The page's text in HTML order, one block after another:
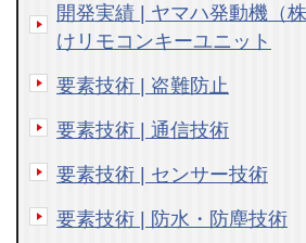
開発実績 | ヤマハ発動機（
けリモコンキーユニット
要素技術 | 盗難防止
要素技術 | 通信技術
要素技術 | センサー技術
要素技術 | 防水・防塵技術